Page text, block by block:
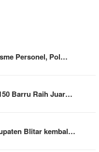
Personel, Pol…
Barru Raih Juar…
Blitar kembal…